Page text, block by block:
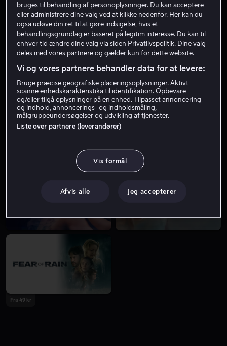
Castille Landon
Instruktør
Fra 59 kr
Fra 49 kr
bruges til behandling af personoplysninger. Du kan acceptere
eller administrere dine valg ved at klikke nedenfor. Her kan du
også udøve din ret til at gøre indsigelse, hvis et
behandlingsgrundlag er baseret på legitim interesse. Du kan til
enhver tid ændre dine valg via siden Privatlivspolitik. Dine valg
deles med vores partnere og gælder kun for dette website.
Vi og vores partnere behandler data for at levere:
Bruge præcise geografiske placeringsoplysninger. Aktivt
scanne enhedskarakteristika til identifikation. Opbevare
og/eller tilgå oplysninger på en enhed. Tilpasset annoncering
og indhold, annoncerings- og indholdsmåling,
målgruppeundersøgelser og udvikling af tjenester.
Liste over partnere (leverandører)
Vis formål
Afvis alle Jeg accepterer